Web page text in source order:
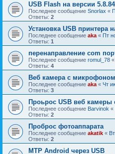
USB Flash на версии 5.8.84
Последнее сообщение Snorlax «
Ответы: 2
Установка USB принтера
Последнее сообщение aka « Пт
Ответы: 1
перенаправление com
Последнее сообщение romul_78 «
Ответы: 4
Веб камера с микрофоном
Последнее сообщение aka « Чт
Ответы: 3
Проьрос USB веб
Последнее сообщение Barvinok «
Ответы: 2
Проброс фотоаппарата
Последнее сообщение akatik «
Ответы: 2
MTP Android через USB